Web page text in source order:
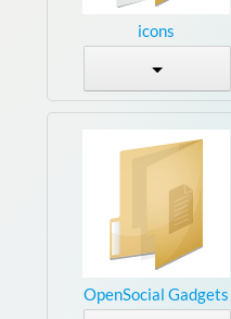
icons
OpenSocial Gadgets